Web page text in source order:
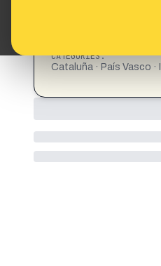
CATEGORIES:
Cataluña · País Vasco ·